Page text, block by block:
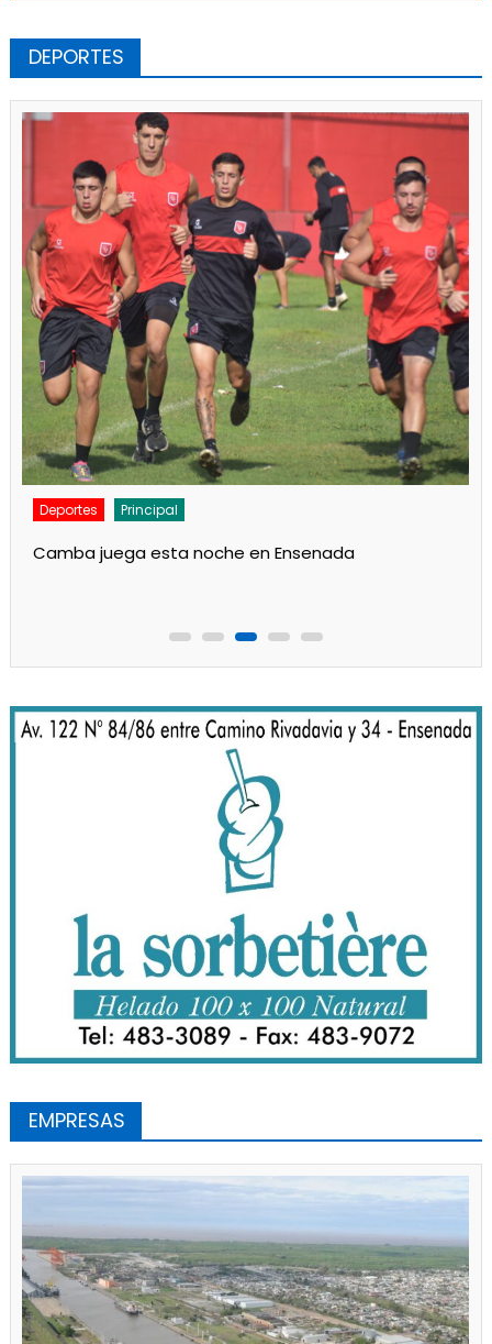
DEPORTES
Deportes Noticias
Respaldo al Indio en Defensores
EMPRESAS